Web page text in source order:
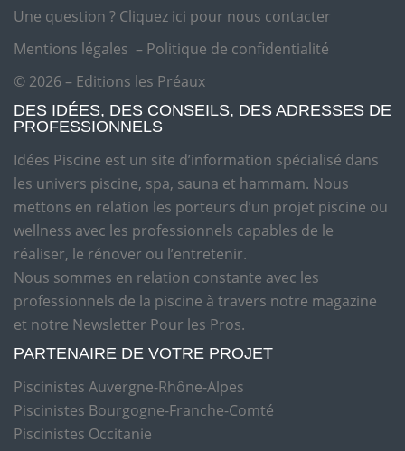
Une question ? Cliquez ici pour nous contacter
Mentions légales – Politique de confidentialité
© 2026 – Editions les Préaux
DES IDÉES, DES CONSEILS, DES ADRESSES DE
PROFESSIONNELS
Idées Piscine est un site d’information spécialisé dans
les univers piscine, spa, sauna et hammam. Nous
mettons en relation les porteurs d’un projet piscine ou
wellness avec les professionnels capables de le
réaliser, le rénover ou l’entretenir.
Nous sommes en relation constante avec les
professionnels de la piscine à travers notre magazine
et notre Newsletter Pour les Pros.
PARTENAIRE DE VOTRE PROJET
Piscinistes Auvergne-Rhône-Alpes
Piscinistes Bourgogne-Franche-Comté
Piscinistes Occitanie